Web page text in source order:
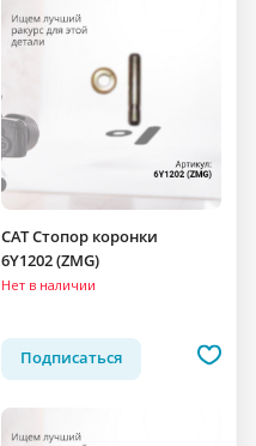
CAT Стопор коронки
6Y1202 (ZMG)
Нет в наличии
Подписаться